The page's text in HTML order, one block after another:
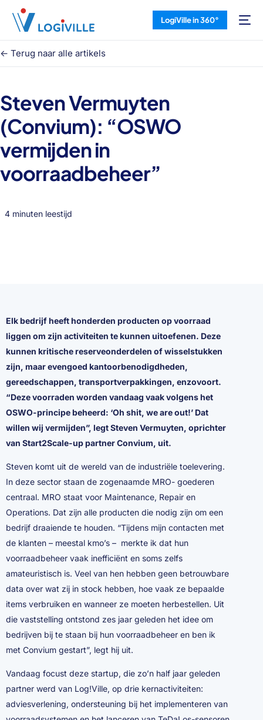
LogiVille in 360°
<- Terug naar alle artikels
Steven Vermuyten
(Convium): “OSWO
vermijden in
voorraadbeheer”
4 minuten leestijd
Elk bedrijf heeft honderden producten op voorraad
liggen om zijn activiteiten te kunnen uitoefenen. Deze
kunnen kritische reserveonderdelen of wisselstukken
zijn, maar evengoed kantoorbenodigdheden,
gereedschappen, transportverpakkingen, enzovoort.
“Deze voorraden worden vandaag vaak volgens het
OSWO-principe beheerd: ‘Oh shit, we are out!’ Dat
willen wij vermijden”, legt Steven Vermuyten, oprichter
van Start2Scale-up partner Convium, uit.
Steven komt uit de wereld van de industriële toelevering.
In deze sector staan de zogenaamde MRO- goederen
centraal. MRO staat voor Maintenance, Repair en
Operations. Dat zijn alle producten die nodig zijn om een
bedrijf draaiende te houden. “Tijdens mijn contacten met
de klanten – meestal kmo’s – merkte ik dat hun
voorraadbeheer vaak inefficiënt en soms zelfs
amateuristisch is. Veel van hen hebben geen betrouwbare
data over wat zij in stock hebben, hoe vaak ze bepaalde
items verbruiken en wanneer ze moeten herbestellen. Uit
die vaststelling ontstond zes jaar geleden het idee om
bedrijven bij te staan bij hun voorraadbeheer en ben ik
met Convium gestart”, legt hij uit.
Vandaag focust deze startup, die zo’n half jaar geleden
partner werd van Log!Ville, op drie kernactiviteiten:
adviesverlening, ondersteuning bij het implementeren van